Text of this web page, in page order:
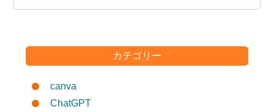
カテゴリー
canva
ChatGPT